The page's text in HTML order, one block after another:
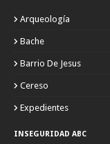
Arqueología
Bache
Barrio De Jesus
Cereso
Expedientes
INSEGURIDAD ABC